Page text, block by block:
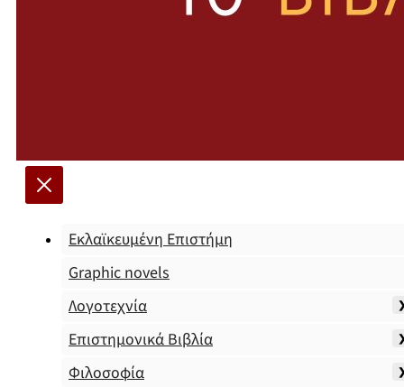
Εκλαϊκευμένη Επιστήμη
Graphic novels
Λογοτεχνία
Επιστημονικά Βιβλία
Φιλοσοφία